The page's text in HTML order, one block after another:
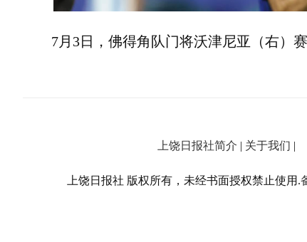
7月3日，佛得角队门将沃津尼亚（右）
上饶日报社简介 | 关于我们 |
上饶日报社 版权所有，未经书面授权禁止使用.